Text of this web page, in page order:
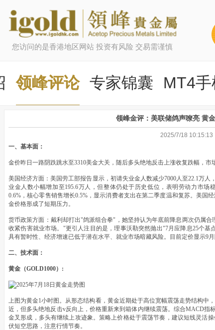
您访问的是香港地区网站 投资有风险 交易需谨慎
领峰评论 专家锦囊 MT4手
领峰金评：美联储鸽声嘹亮 黄
2025/7/18 10:15:13
一、基本面：
金价昨日一路阴跌跳水至3310美金大关，随后多头绝地反击上涨收复跌幅，市
美国经济方面：美国劳工部报告显示，初请失业金人数减少7000人至22.1万
业金人数小幅增加至195.6万人，但整体仍处于历史低位，表明劳动力市场
0.6%，核心零售销售增长0.5%，显示消费者支出在第二季度温和复苏。美国
金价格形成了短期压力。
货币政策方面：戴利却打出"鸽派组合拳"，她坚持认为年底前降息两次仍属
收紧伤害就业市场。"更引人注目的是，理事沃勒突然抛出"7月应降息25个
具有暂时性、经济增速已低于潜在水平、就业市场暗藏风险。目前定价显示9
二、技术面：
黄金（GOLD1000）:
上图为黄金1小时图。从形态结构看，黄金近期处于高位宽幅震荡走势结构中
近，但多头绝地反击v反向上，价格重新来到箱体内继续震荡。综合MACD指
金叉形成，多头有继续上攻迹象。策略上价格处于震荡节奏，建议短线灵活
伏短空思路，注意行情节奏。